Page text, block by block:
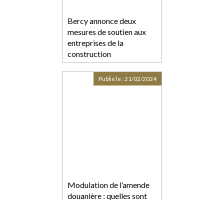
Bercy annonce deux
mesures de soutien aux
entreprises de la
construction
Modulation de l’amende
douanière : quelles sont
Publié le :21/02/2024